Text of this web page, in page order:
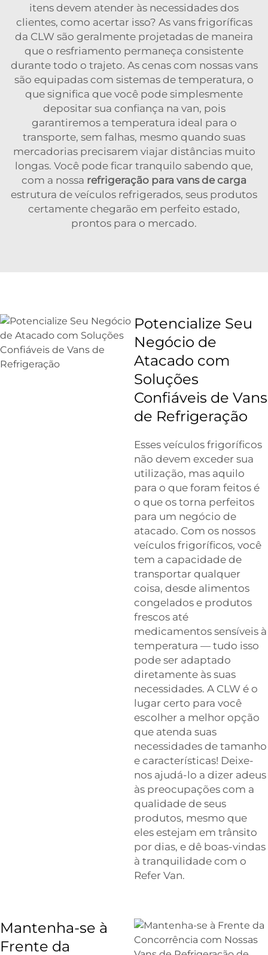
itens devem atender às necessidades dos
clientes, como acertar isso? As vans frigoríficas
da CLW são geralmente projetadas de maneira
que o resfriamento permaneça consistente
durante todo o trajeto. As cenas com nossas vans
são equipadas com sistemas de temperatura, o
que significa que você pode simplesmente
depositar sua confiança na van, pois
garantiremos a temperatura ideal para o
transporte, sem falhas, mesmo quando suas
mercadorias precisarem viajar distâncias muito
longas. Você pode ficar tranquilo sabendo que,
com a nossa refrigeração para vans de carga
estrutura de veículos refrigerados, seus produtos
certamente chegarão em perfeito estado,
prontos para o mercado.
Potencialize Seu
Negócio de
Atacado com
Soluções
Confiáveis de Vans
de Refrigeração
Esses veículos frigoríficos
não devem exceder sua
utilização, mas aquilo
para o que foram feitos é
o que os torna perfeitos
para um negócio de
atacado. Com os nossos
veículos frigoríficos, você
tem a capacidade de
transportar qualquer
coisa, desde alimentos
congelados e produtos
frescos até
medicamentos sensíveis à
temperatura — tudo isso
pode ser adaptado
diretamente às suas
necessidades. A CLW é o
lugar certo para você
escolher a melhor opção
que atenda suas
necessidades de tamanho
e características! Deixe-
nos ajudá-lo a dizer adeus
às preocupações com a
qualidade de seus
produtos, mesmo que
eles estejam em trânsito
por dias, e dê boas-vindas
à tranquilidade com o
Refer Van.
Mantenha-se à
Frente da